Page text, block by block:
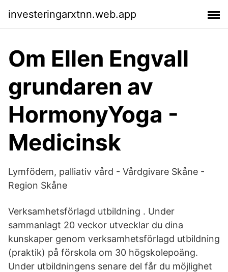
investeringarxtnn.web.app
Om Ellen Engvall
grundaren av
HormonyYoga -
Medicinsk
Lymfödem, palliativ vård - Vårdgivare Skåne -
Region Skåne
Verksamhetsförlagd utbildning . Under
sammanlagt 20 veckor utvecklar du dina
kunskaper genom verksamhetsförlagd utbildning
(praktik) på förskola om 30 högskolepoäng.
Under utbildningens senare del får du möjlighet